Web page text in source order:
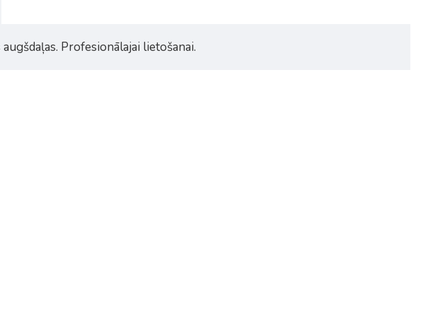
Profesionālajai lietošanai.